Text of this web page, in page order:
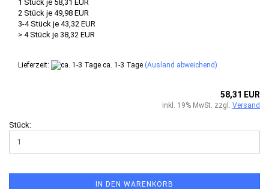
1 Stück je 58,31 EUR
2 Stück je 49,98 EUR
3-4 Stück je 43,32 EUR
> 4 Stück je 38,32 EUR
Lieferzeit: ca. 1-3 Tage (Ausland abweichend)
58,31 EUR
inkl. 19% MwSt. zzgl. Versand
Stück:
IN DEN WARENKORB